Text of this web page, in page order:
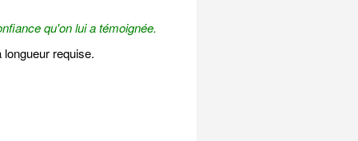
qu'on lui a témoignée.
requise.